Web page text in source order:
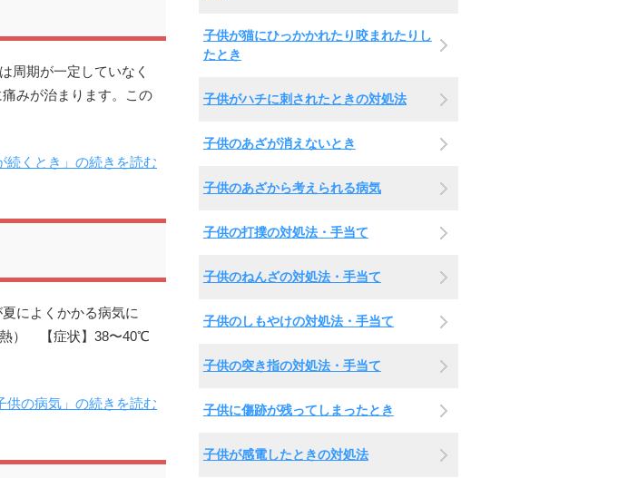
周期が一定していなく
みが治まります。この
続くとき」の続きを読む
によくかかる病気に
熱） 【症状】38〜40℃
供の病気」の続きを読む
子供が猫にひっかかれたり咬まれたりし
たとき
子供がハチに刺されたときの対処法
子供のあざが消えないとき
子供のあざから考えられる病気
子供の打撲の対処法・手当て
子供のねんざの対処法・手当て
子供のしもやけの対処法・手当て
子供の突き指の対処法・手当て
子供に傷跡が残ってしまったとき
子供が感電したときの対処法